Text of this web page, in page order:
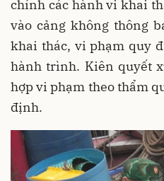
chính các hành vi khai
vào cảng không thông
khai thác, vi phạm quy
hành trình. Kiên quyết
hợp vi phạm theo thẩm
định.